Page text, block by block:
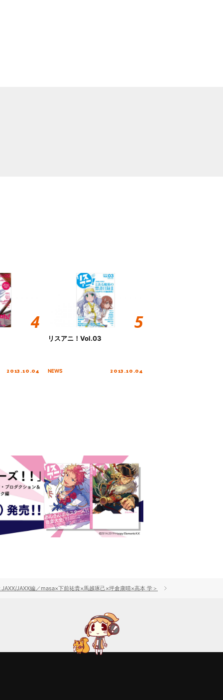
2013.10.04
リスアニ！Vol.03
NEWS 2013.10.04
JAXX編／masa×下前祐貴×馬越琢己×坪倉康晴×高本 学＞